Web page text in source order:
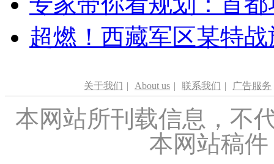
超燃！西藏军区某特
关于我们 | About us | 联系我们 | 广告服务
本网站所刊载信息，不
本网站稿